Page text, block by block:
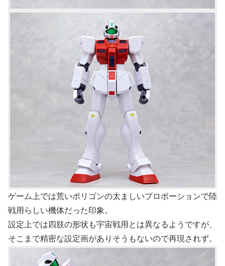
ゲーム上では荒いポリゴンの太ましいプロポーションで陸
戦用らしい機体だった印象。
設定上では四肢の形状も宇宙戦用とは異なるようですが、
そこまで精密な設定画がありそうもないので再現されず。